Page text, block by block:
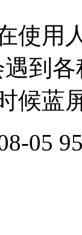
使用
到
候蓝
05